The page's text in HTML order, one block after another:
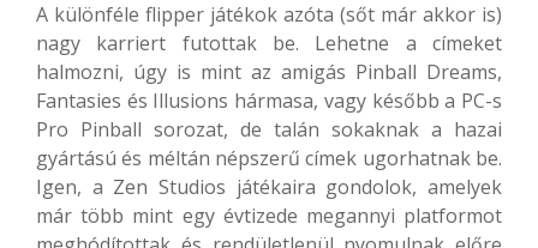
A különféle flipper játékok azóta (sőt már akkor is)
nagy karriert futottak be. Lehetne a címeket
halmozni, úgy is mint az amigás Pinball Dreams,
Fantasies és Illusions hármasa, vagy később a PC-s
Pro Pinball sorozat, de talán sokaknak a hazai
gyártású és méltán népszerű címek ugorhatnak be.
Igen, a Zen Studios játékaira gondolok, amelyek
már több mint egy évtizede megannyi platformot